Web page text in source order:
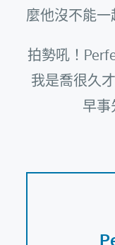
麼他沒不能
拍勢吼！
我是喬很久
早事